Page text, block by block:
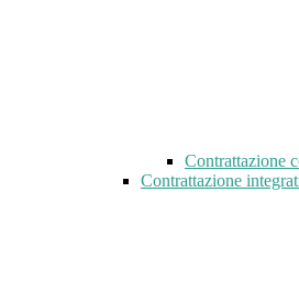
Contrattazione
Contrattazione